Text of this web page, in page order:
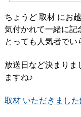
ちょうど 取材 にお
気付かれて一緒に記
とっても人気者でい
放送日など決まりま
ますね♪
取材 いただきまし